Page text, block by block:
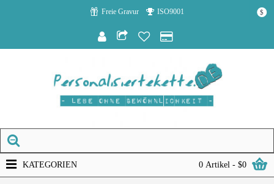
Freie Gravur ISO9001 $
0 Artikel - $0
KATEGORIEN